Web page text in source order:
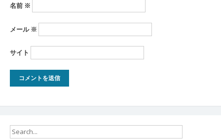
名前 ※
メール ※
サイト